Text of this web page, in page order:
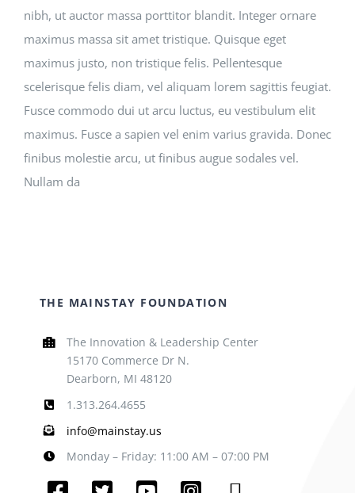
nibh, ut auctor massa porttitor blandit. Integer ornare
maximus massa sit amet tristique. Quisque eget
maximus justo, non tristique felis. Pellentesque
scelerisque felis diam, vel aliquam lorem sagittis feugiat.
Fusce commodo dui ut arcu luctus, eu vestibulum elit
maximus. Fusce a sapien vel enim varius gravida. Donec
finibus molestie arcu, ut finibus augue sodales vel.
Nullam da
THE MAINSTAY FOUNDATION
The Innovation & Leadership Center
15170 Commerce Dr N.
Dearborn, MI 48120
1.313.264.4655
info@mainstay.us
Monday – Friday: 11:00 AM – 07:00 PM